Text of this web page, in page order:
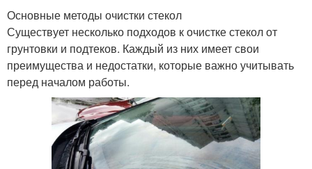
Основные методы очистки стекол
Существует несколько подходов к очистке стекол от
грунтовки и подтеков. Каждый из них имеет свои
преимущества и недостатки, которые важно учитывать
перед началом работы.